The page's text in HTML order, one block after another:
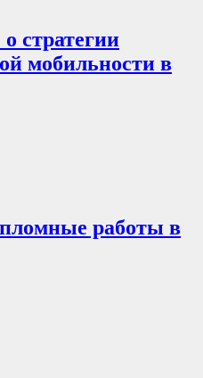
стратегии
мобильности в
работы в